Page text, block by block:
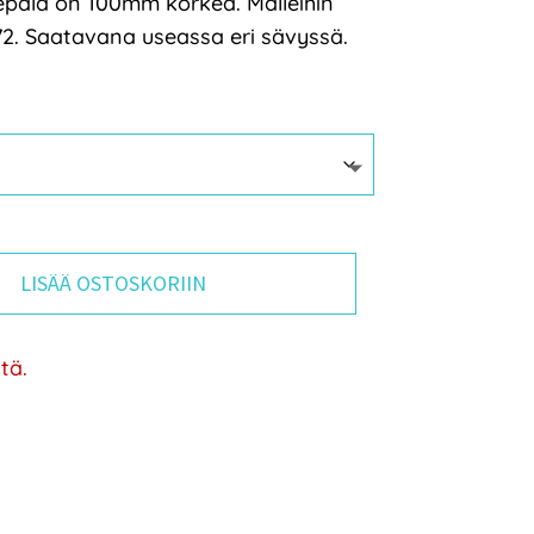
€
Saatavana useassa eri sävyssä.
LISÄÄ OSTOSKORIIN